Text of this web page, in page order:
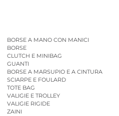
BORSE A MANO CON MANICI
BORSE
CLUTCH E MINIBAG
GUANTI
BORSE A MARSUPIO E A CINTURA
SCIARPE E FOULARD
TOTE BAG
VALIGIE E TROLLEY
VALIGIE RIGIDE
ZAINI